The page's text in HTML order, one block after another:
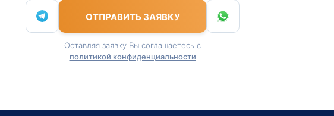
ОТПРАВИТЬ ЗАЯВКУ
Оставляя заявку Вы соглашаетесь с
политикой конфиденциальности